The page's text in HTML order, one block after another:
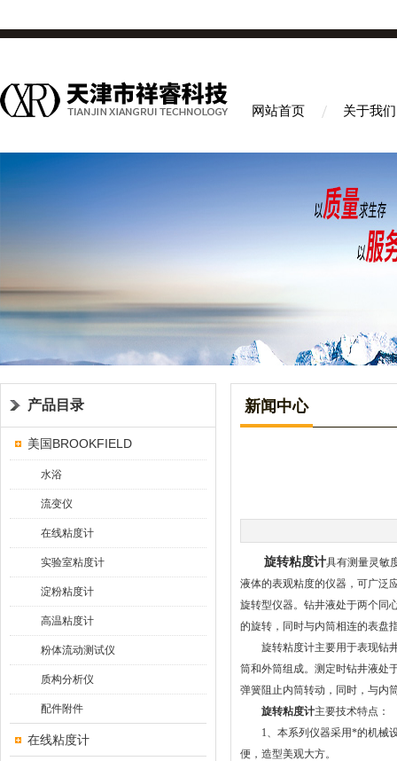
网站首页 关于我们
产品目录
美国BROOKFIELD
水浴
流变仪
在线粘度计
实验室粘度计
淀粉粘度计
高温粘度计
粉体流动测试仪
质构分析仪
配件附件
在线粘度计
新闻中心
旋转粘度计具有测量灵敏
液体的表观粘度的仪器，可广泛
旋转型仪器。钻井液处于两个同
的旋转，同时与内筒相连的表盘
旋转粘度计主要用于表现钻井
筒和外筒组成。测定时钻井液处
弹簧阻止内筒转动，同时，与内
旋转粘度计主要技术特点：
1、本系列仪器采用*的机械设
便，造型美观大方。